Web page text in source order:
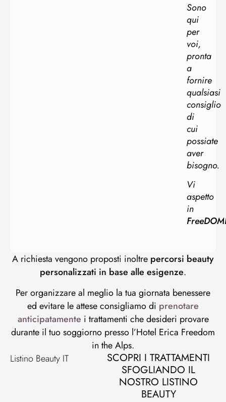
Sono
qui
per
voi,
pronta
a
fornire
qualsiasi
consiglio
di
cui
possiate
aver
bisogno.
Vi
aspetto
in
A richiesta vengono proposti inoltre percorsi beauty
personalizzati in base alle esigenze.
Per organizzare al meglio la tua giornata benessere
ed evitare le attese consigliamo di prenotare
anticipatamente i trattamenti che desideri provare
durante il tuo soggiorno presso l’Hotel Erica Freedom
in the Alps.
Listino Beauty IT
SCOPRI I TRATTAMENTI
SFOGLIANDO IL
NOSTRO LISTINO
BEAUTY